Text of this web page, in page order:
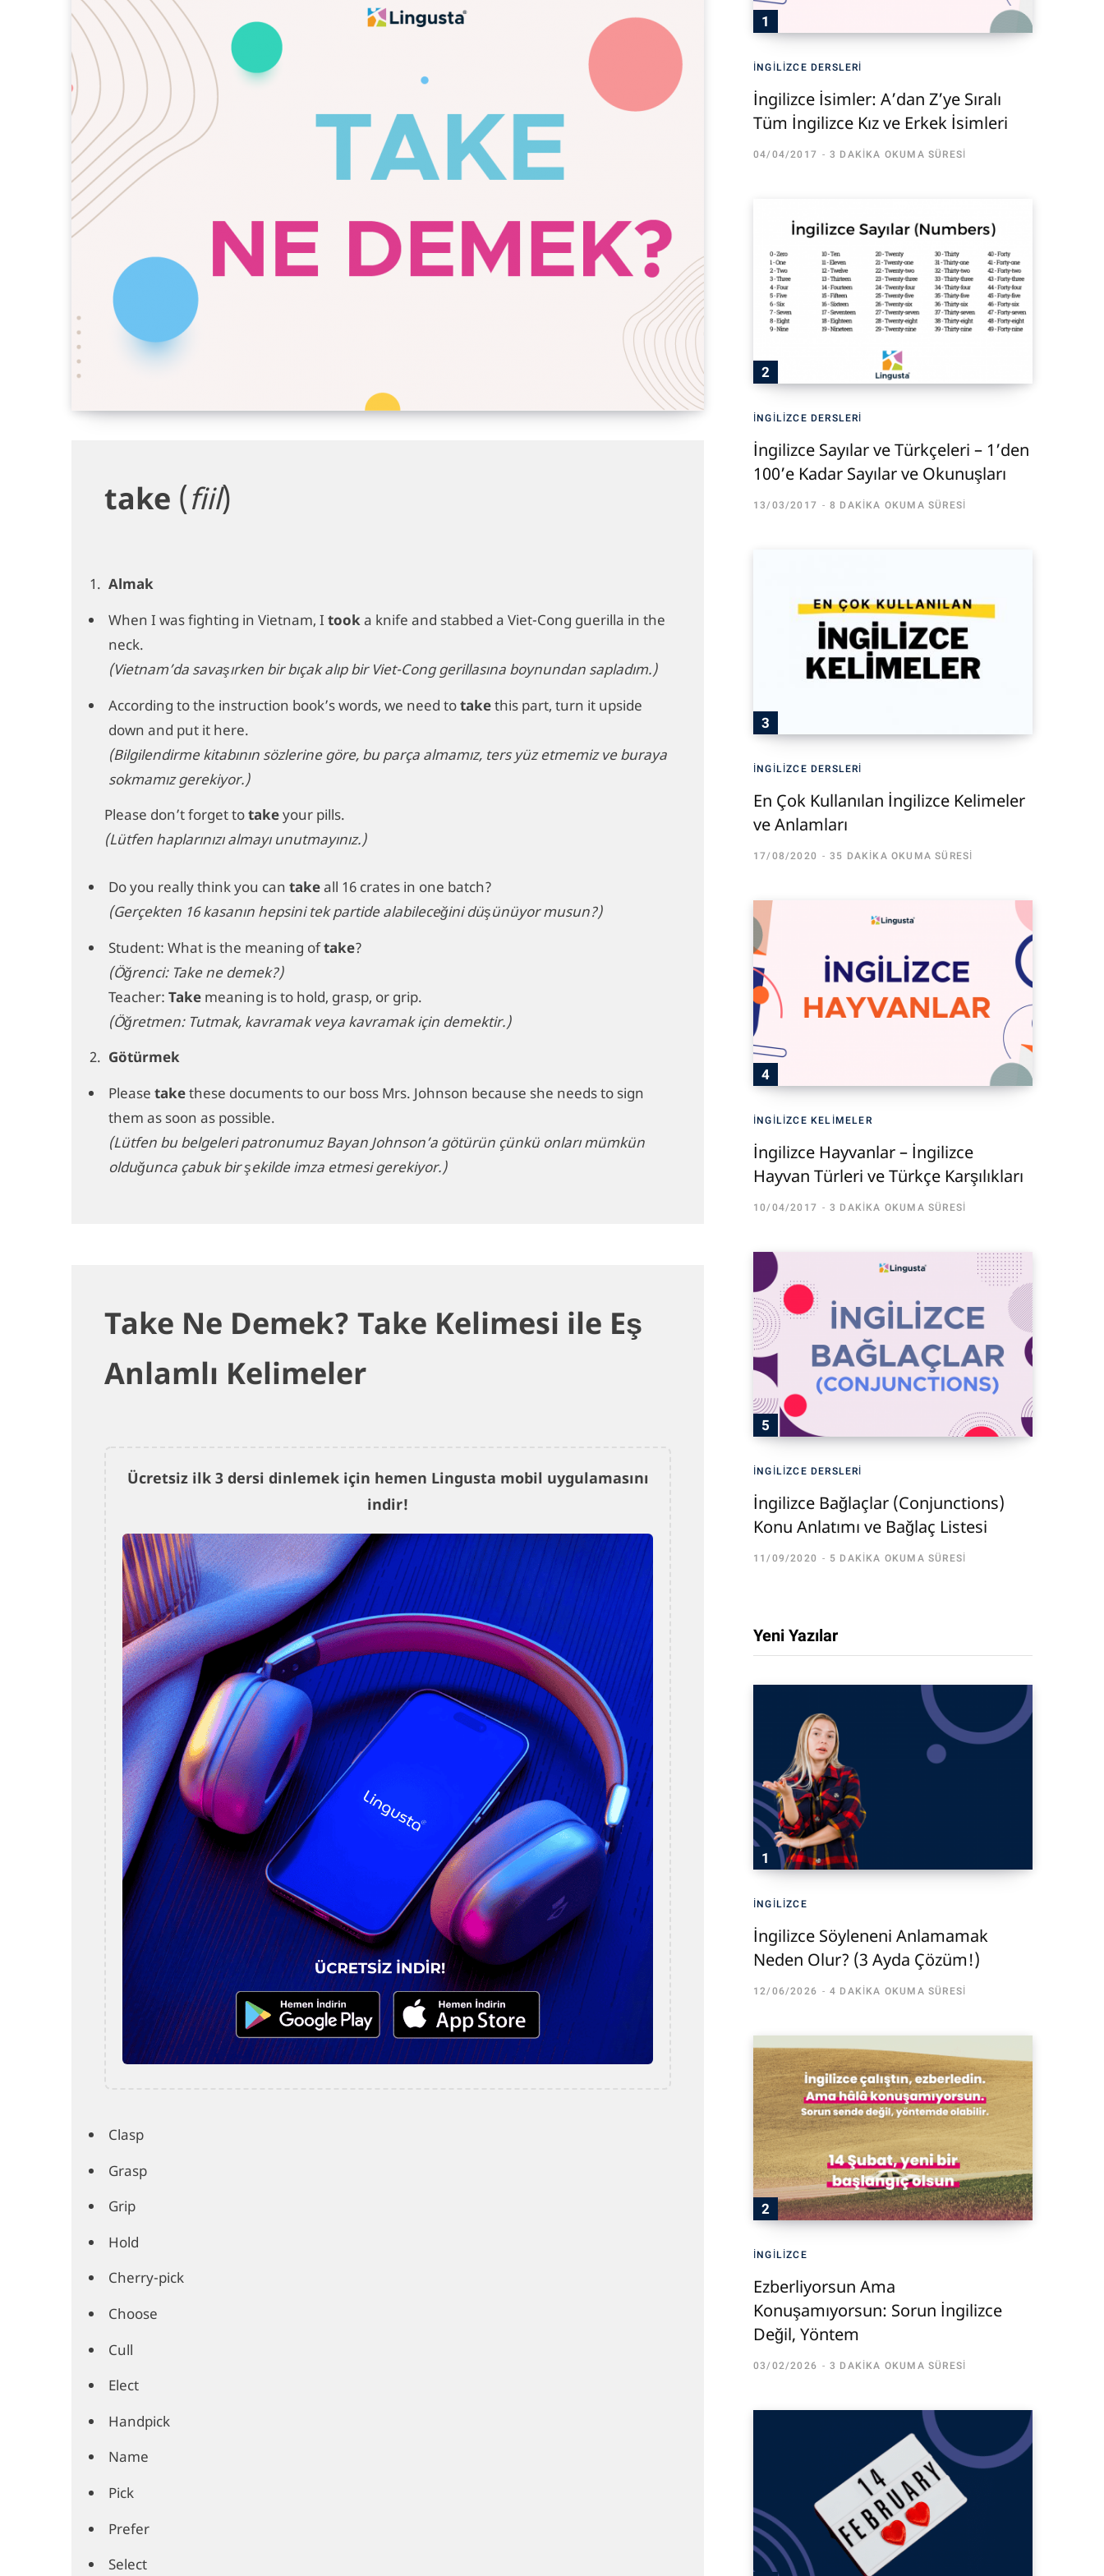
take (fiil)
Almak
When I was fighting in Vietnam, I tooka knife and stabbed a Viet-Cong guerilla in the
neck.
(Vietnam’da savaşırken bir bıçak alıp bir Viet-Cong gerillasına boynundan sapladım.)
According to the instruction book’s words, we need totakethis part, turn it upside
down and put it here.
(Bilgilendirme kitabının sözlerine göre, bu parça almamız, ters yüz etmemiz ve buraya
sokmamız gerekiyor.)
Please don’t forget totakeyour pills.
(Lütfen haplarınızı almayı unutmayınız.)
Do you really think you can takeall 16 crates in one batch?
(Gerçekten 16 kasanın hepsini tek partide alabileceğini düşünüyor musun?)
Student: What is the meaning oftake?
(Öğrenci: Take ne demek?)
Teacher: Take meaning is to hold, grasp, or grip.
(Öğretmen: Tutmak, kavramak veya kavramak için demektir.)
Götürmek
Please takethese documents to our boss Mrs. Johnson because she needs to sign
them as soon as possible.
(Lütfen bu belgeleri patronumuz Bayan Johnson’a götürün çünkü onları mümkün
olduğunca çabuk bir şekilde imza etmesi gerekiyor.)
Take Ne Demek? Take Kelimesi ile Eş
Anlamlı Kelimeler
Ücretsiz ilk 3 dersi dinlemek için hemen Lingusta mobil uygulamasını
indir!
Clasp
Grasp
Grip
Hold
Cherry-pick
Choose
Cull
Elect
Handpick
Name
Pick
Prefer
Select
İNGILIZCE DERSLERI
İngilizce İsimler: A’dan Z’ye Sıralı
Tüm İngilizce Kız ve Erkek İsimleri
04/04/2017 3 DAKIKA OKUMA SÜRESI
İNGILIZCE DERSLERI
İngilizce Sayılar ve Türkçeleri – 1’den
100’e Kadar Sayılar ve Okunuşları
13/03/2017 8 DAKIKA OKUMA SÜRESI
İNGILIZCE DERSLERI
En Çok Kullanılan İngilizce Kelimeler
ve Anlamları
17/08/2020 35 DAKIKA OKUMA SÜRESI
İNGILIZCE KELIMELER
İngilizce Hayvanlar – İngilizce
Hayvan Türleri ve Türkçe Karşılıkları
10/04/2017 3 DAKIKA OKUMA SÜRESI
İNGILIZCE DERSLERI
İngilizce Bağlaçlar (Conjunctions)
Konu Anlatımı ve Bağlaç Listesi
11/09/2020 5 DAKIKA OKUMA SÜRESI
Yeni Yazılar
İNGILIZCE
İngilizce Söyleneni Anlamamak
Neden Olur? (3 Ayda Çözüm!)
12/06/2026 4 DAKIKA OKUMA SÜRESI
İNGILIZCE
Ezberliyorsun Ama
Konuşamıyorsun: Sorun İngilizce
Değil, Yöntem
03/02/2026 3 DAKIKA OKUMA SÜRESI